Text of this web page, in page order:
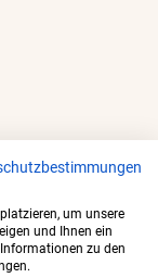
um unsere
und Ihnen ein
zu den